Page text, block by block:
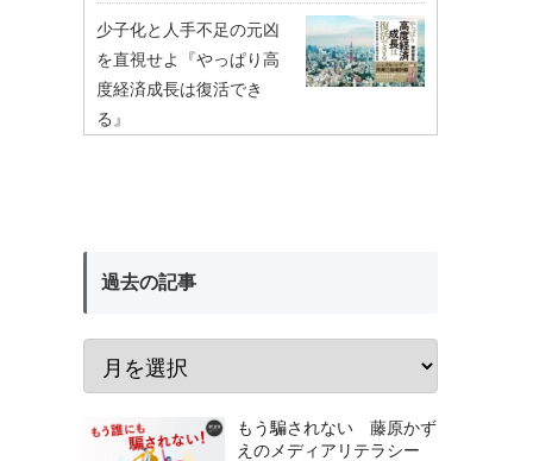
少子化と人手不足の元凶
を直視せよ『やっぱり高
度経済成長は復活でき
る』
過去の記事
もう騙されない 藤原かず
えのメディアリテラシー